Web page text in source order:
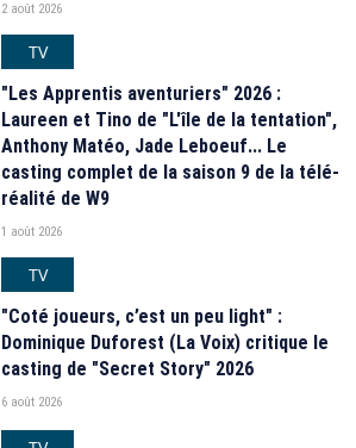
2 août 2026
TV
"Les Apprentis aventuriers" 2026 :
Laureen et Tino de "L'île de la tentation",
Anthony Matéo, Jade Leboeuf... Le
casting complet de la saison 9 de la télé-
réalité de W9
1 août 2026
TV
"Coté joueurs, c’est un peu light" :
Dominique Duforest (La Voix) critique le
casting de "Secret Story" 2026
6 août 2026